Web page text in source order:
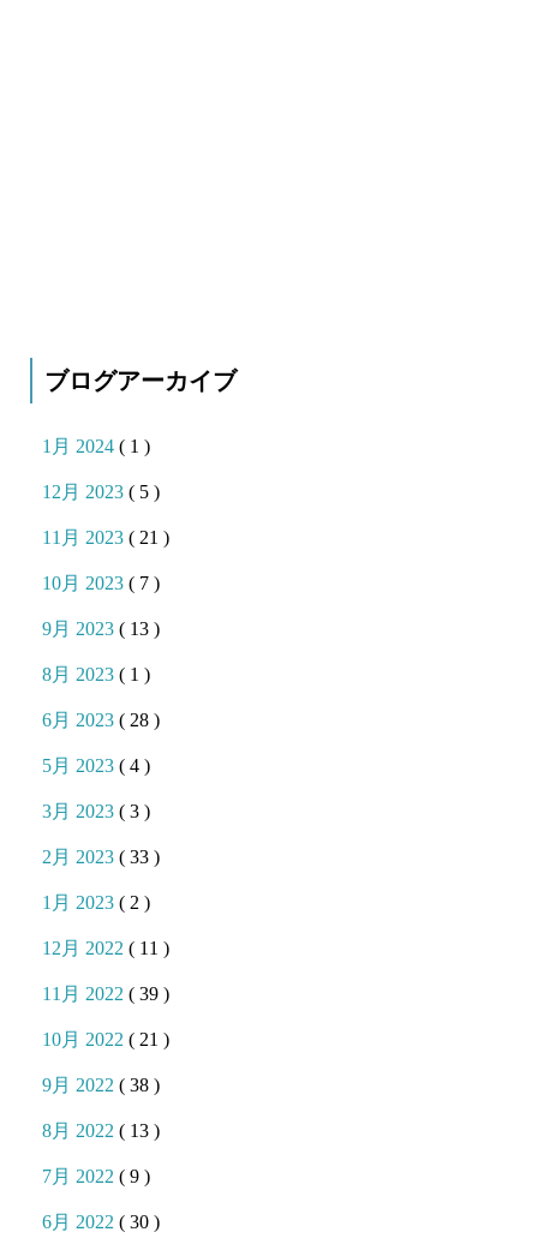
ブログアーカイブ
1月 2024( 1 )
12月 2023( 5 )
11月 2023( 21 )
10月 2023( 7 )
9月 2023( 13 )
8月 2023( 1 )
6月 2023( 28 )
5月 2023( 4 )
3月 2023( 3 )
2月 2023( 33 )
1月 2023( 2 )
12月 2022( 11 )
11月 2022( 39 )
10月 2022( 21 )
9月 2022( 38 )
8月 2022( 13 )
7月 2022( 9 )
6月 2022( 30 )